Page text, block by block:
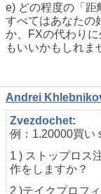
e) どの程度の「距
すべてはあなたの
か、FXの代わり
もいいかもしれま
Andrei
Zvezdochet:
例：1.20000買い
1 ) ストップロス
作をしますか？
2 )テイクプロフ